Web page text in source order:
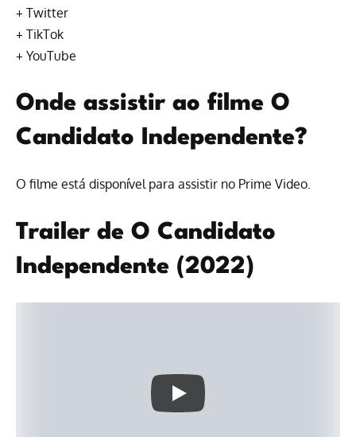
+ Twitter
+ TikTok
+ YouTube
Onde assistir ao filme O
Candidato Independente?
O filme está disponível para assistir no Prime Video.
Trailer de O Candidato
Independente (2022)